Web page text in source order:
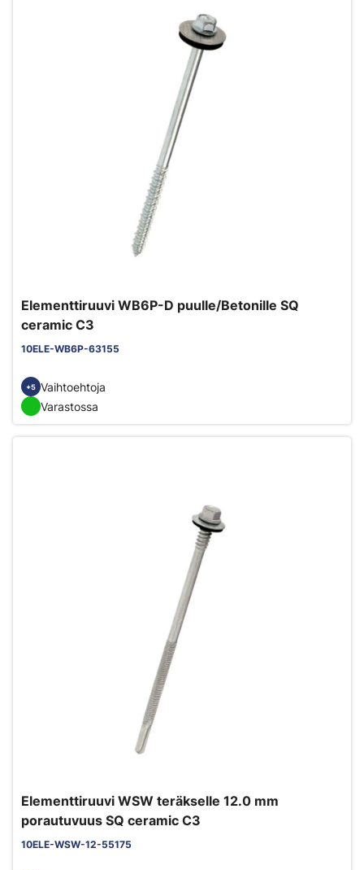
Elementtiruuvi WB6P-D puulle/Betonille SQ
ceramic C3
10ELE-WB6P-63155
+5 Vaihtoehtoja
Varastossa
Elementtiruuvi WSW teräkselle 12.0 mm
porautuvuus SQ ceramic C3
10ELE-WSW-12-55175